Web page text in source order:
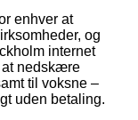
enhver at
og
internet
at nedskære
til voksne –
uden betaling.